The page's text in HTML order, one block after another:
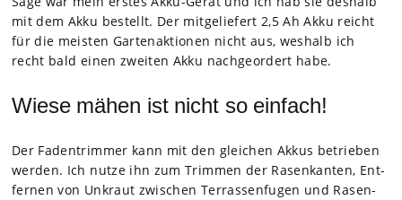
mit dem Akku bestellt. Der mit­ge­lie­fert 2,5 Ah Akku reicht
für die meis­ten Gar­ten­ak­tio­nen nicht aus, wes­halb ich
recht bald einen zwei­ten Akku nach­ge­or­dert habe.
Wiese mähen ist nicht so einfach!
Der Faden­trim­mer kann mit den glei­chen Akkus betrie­ben
wer­den. Ich nutze ihn zum Trim­men der Rasen­kan­ten, Ent­
fer­nen von Unkraut zwi­schen Ter­ras­sen­fu­gen und Rasen­